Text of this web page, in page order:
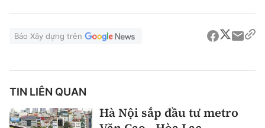
Báo Xây dựng trên
TIN LIÊN QUAN
Hà Nội sắp đầu tư metro